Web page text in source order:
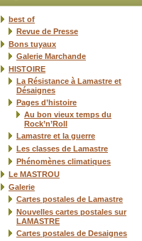
best of
Revue de Presse
Bons tuyaux
Galerie Marchande
HISTOIRE
La Résistance à Lamastre et
Désaignes
Pages d’histoire
Au bon vieux temps du
Rock’n’Roll
Lamastre et la guerre
Les classes de Lamastre
Phénomènes climatiques
Le MASTROU
Galerie
Cartes postales de Lamastre
Nouvelles cartes postales sur
LAMASTRE
Cartes postales de Desaignes